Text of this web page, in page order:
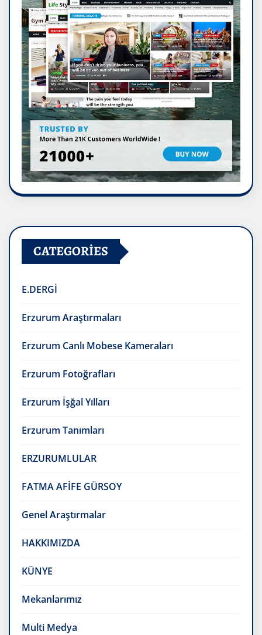
CATEGORIES
E.DERGİ
Erzurum Araştırmaları
Erzurum Canlı Mobese Kameraları
Erzurum Fotoğrafları
Erzurum İşğal Yılları
Erzurum Tanımları
ERZURUMLULAR
FATMA AFİFE GÜRSOY
Genel Araştırmalar
HAKKIMIZDA
KÜNYE
Mekanlarımız
Multi Medya